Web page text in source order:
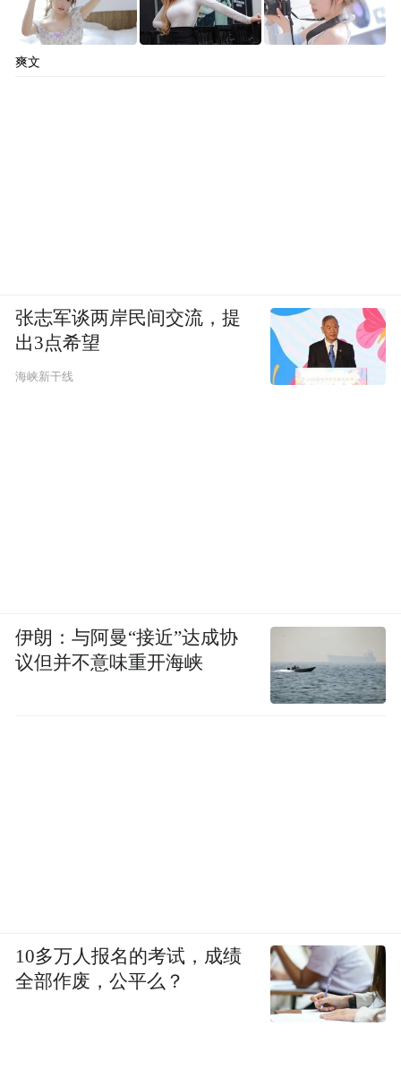
爽文
张志军谈两岸民间交流，提
出3点希望
海峡新干线
伊朗：与阿曼“接近”达成协
议但并不意味重开海峡
10多万人报名的考试，成绩
全部作废，公平么？